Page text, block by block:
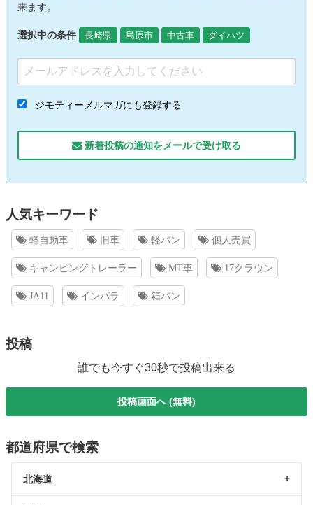
来ます。
選択中の条件 長崎県 島原市 中古車 ダイハツ
ジモティーメルマガにも登録する
新着投稿の通知をメールで受け取る
人気キーワード
軽自動車 旧車 軽バン 個人売買
キャンピングトレーラー MT車 17クラウン
JA11 インパラ 箱バン
投稿
誰でも今すぐ30秒で投稿出来る
投稿画面へ (無料)
都道府県で検索
北海道